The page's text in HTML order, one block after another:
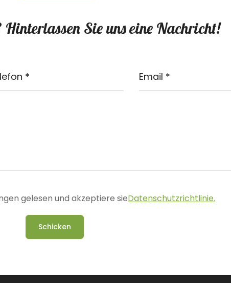
Hinterlassen Sie uns eine Nachricht!
gelesen und akzeptiere sieDatenschutzrichtlinie.
Schicken